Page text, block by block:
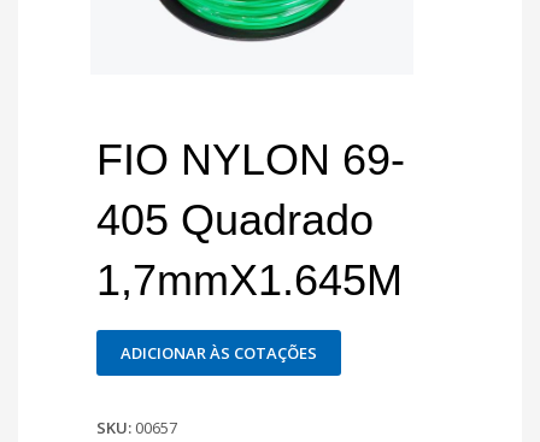
FIO NYLON 69-
405 Quadrado
1,7mmX1.645M
ADICIONAR ÀS COTAÇÕES
SKU: 00657